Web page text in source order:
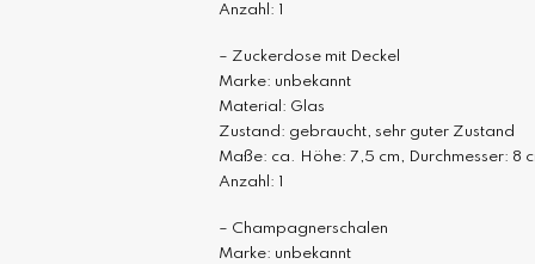
Anzahl: 1
– Zuckerdose mit Deckel
Marke: unbekannt
Material: Glas
Zustand: gebraucht, sehr guter Zustand
Maße: ca. Höhe: 7,5 cm, Durchmesser: 8
Anzahl: 1
– Champagnerschalen
Marke: unbekannt